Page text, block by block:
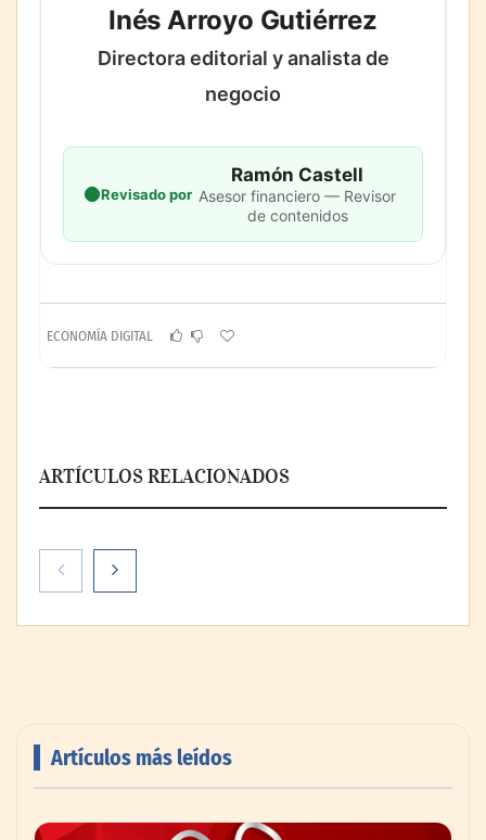
Inés Arroyo Gutiérrez
Directora editorial y analista de
negocio
Revisado por
Ramón Castell
Asesor financiero — Revisor
de contenidos
ECONOMÍA DIGITAL
ARTÍCULOS RELACIONADOS
Artículos más leídos